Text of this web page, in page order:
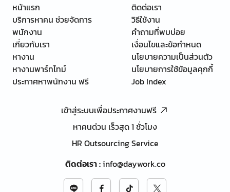
หน้าแรก
บริการหาคน ช่วยจัดการ
พนักงาน
เกี่ยวกับเรา
หางาน
หางานพาร์ทไทม์
ประกาศหาพนักงาน ฟรี
ติดต่อเรา
วิธีใช้งาน
คำถามที่พบบ่อย
เงื่อนไขและข้อกำหนด
นโยบายความเป็นส่วนตัว
นโยบายการใช้ข้อมูลคุกกี้
Job Index
เข้าสู่ระบบเพื่อประกาศงานฟรี
หาคนด่วน เร็วสุด 1 ชั่วโมง
HR Outsourcing Service
ติดต่อเรา:info@daywork.co